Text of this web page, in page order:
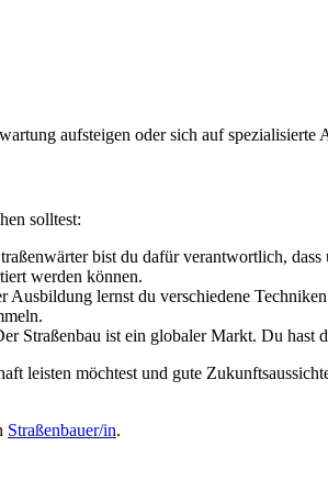
aufsteigen oder sich auf
solltest:
bist du dafür verantwortlich,
werden können.
lernst du verschiedene
Straßenbau ist ein globaler Markt. Du
leisten möchtest und gute
Straßenbauer/in.